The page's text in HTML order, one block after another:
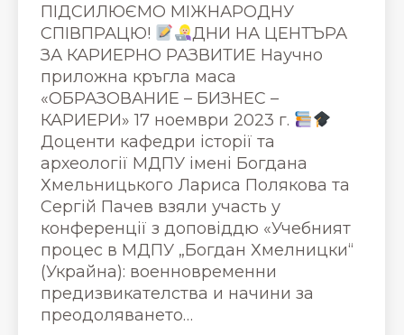
ПІДСИЛЮЄМО МІЖНАРОДНУ
СПІВПРАЦЮ!
ДНИ НА ЦЕНТЪРА
ЗА КАРИЕРНО РАЗВИТИЕ Научно
приложна кръгла маса
«ОБРАЗОВАНИЕ – БИЗНЕС –
КАРИЕРИ» 17 ноември 2023 г.
Доценти кафедри історії та
археології МДПУ імені Богдана
Хмельницького Лариса Полякова та
Сергій Пачев взяли участь у
конференції з доповіддю «Учебният
процес в МДПУ „Богдан Хмелницки“
(Украйна): военновременни
предизвикателства и начини за
преодоляването…